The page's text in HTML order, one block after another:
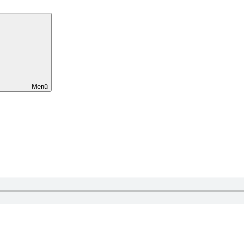
Menü